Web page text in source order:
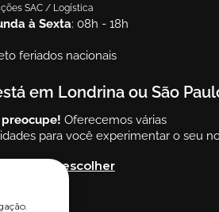
SAC / Logística
à Sexta: 08h - 18h
feriados nacionais
em Londrina ou São
preocupe! Oferecemos várias
para você experimentar o seu
aqui para escolher